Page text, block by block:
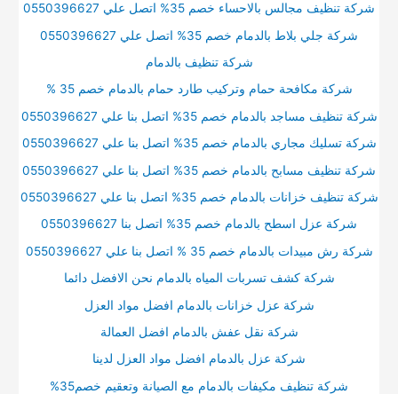
شركة تنظيف مجالس بالاحساء خصم 35% اتصل علي 0550396627
شركة جلي بلاط بالدمام خصم 35% اتصل علي 0550396627
شركة تنظيف بالدمام
شركة مكافحة حمام وتركيب طارد حمام بالدمام خصم 35 %
شركة تنظيف مساجد بالدمام خصم 35% اتصل بنا علي 0550396627
شركة تسليك مجاري بالدمام خصم 35% اتصل بنا علي 0550396627
شركة تنظيف مسابح بالدمام خصم 35% اتصل بنا علي 0550396627
شركة تنظيف خزانات بالدمام خصم 35% اتصل بنا علي 0550396627
شركة عزل اسطح بالدمام خصم 35% اتصل بنا 0550396627
شركة رش مبيدات بالدمام خصم 35 % اتصل بنا علي 0550396627
شركة كشف تسربات المياه بالدمام نحن الافضل دائما
شركة عزل خزانات بالدمام افضل مواد العزل
شركة نقل عفش بالدمام افضل العمالة
شركة عزل بالدمام افضل مواد العزل لدينا
شركة تنظيف مكيفات بالدمام مع الصيانة وتعقيم خصم35%